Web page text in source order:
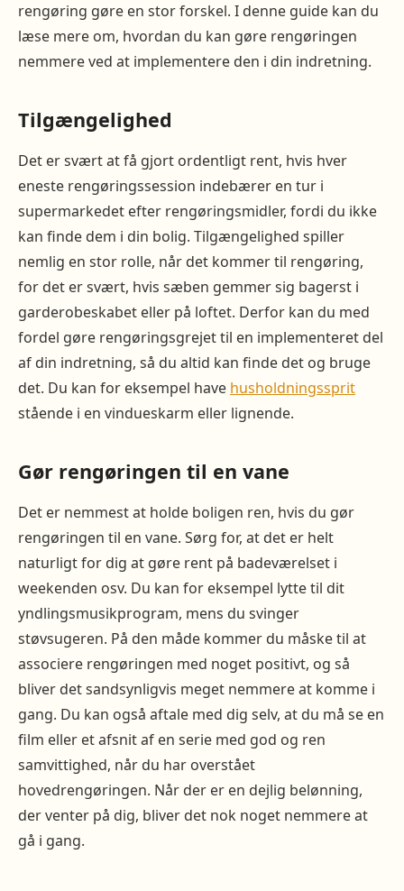
rengøring gøre en stor forskel. I denne guide kan du
læse mere om, hvordan du kan gøre rengøringen
nemmere ved at implementere den i din indretning.
Tilgængelighed
Det er svært at få gjort ordentligt rent, hvis hver
eneste rengøringssession indebærer en tur i
supermarkedet efter rengøringsmidler, fordi du ikke
kan finde dem i din bolig. Tilgængelighed spiller
nemlig en stor rolle, når det kommer til rengøring,
for det er svært, hvis sæben gemmer sig bagerst i
garderobeskabet eller på loftet. Derfor kan du med
fordel gøre rengøringsgrejet til en implementeret del
af din indretning, så du altid kan finde det og bruge
det. Du kan for eksempel have husholdningssprit
stående i en vindueskarm eller lignende.
Gør rengøringen til en vane
Det er nemmest at holde boligen ren, hvis du gør
rengøringen til en vane. Sørg for, at det er helt
naturligt for dig at gøre rent på badeværelset i
weekenden osv. Du kan for eksempel lytte til dit
yndlingsmusikprogram, mens du svinger
støvsugeren. På den måde kommer du måske til at
associere rengøringen med noget positivt, og så
bliver det sandsynligvis meget nemmere at komme i
gang. Du kan også aftale med dig selv, at du må se en
film eller et afsnit af en serie med god og ren
samvittighed, når du har overstået
hovedrengøringen. Når der er en dejlig belønning,
der venter på dig, bliver det nok noget nemmere at
gå i gang.